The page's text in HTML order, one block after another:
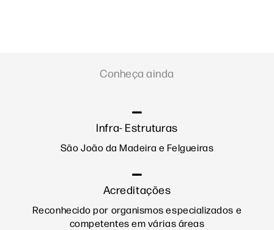
Conheça ainda
Infra- Estruturas
São João da Madeira e Felgueiras
Acreditações
Reconhecido por organismos especializados e
competentes em várias áreas